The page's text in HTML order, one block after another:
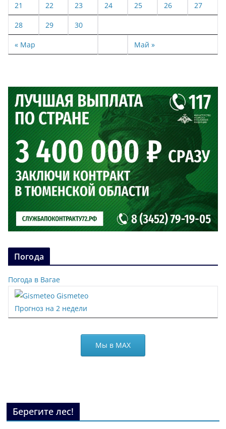
« Мар Май »
21 22 23 24 25 26 27
28 29 30
Погода
Погода в Вагае
Gismeteo
Прогноз на 2 недели
Мы в МАХ
Берегите лес!